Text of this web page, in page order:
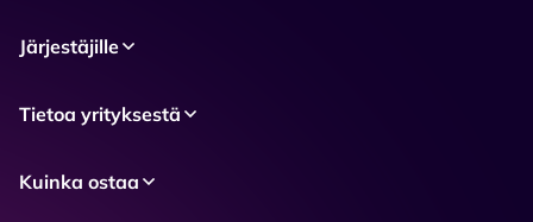
Järjestäjille
Tietoa yrityksestä
Kuinka ostaa